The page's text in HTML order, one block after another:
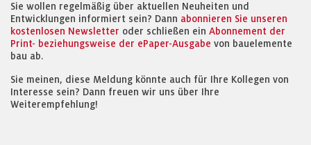
Sie wollen regelmäßig über aktuellen Neuheiten und
Entwicklungen informiert sein? Dann abonnieren Sie unseren
kostenlosen Newsletter oder schließen ein Abonnement der
Print- beziehungsweise der ePaper-Ausgabe von bauelemente
bau ab.
Sie meinen, diese Meldung könnte auch für Ihre Kollegen von
Interesse sein? Dann freuen wir uns über Ihre
Weiterempfehlung!